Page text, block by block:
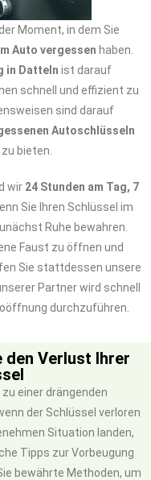
Moment, in dem Sie
Auto vergessen haben.
in Datteln ist darauf
schnell und effizient zu
sind darauf
Autoschlüsseln
bieten.
wir 24 Stunden am Tag, 7
Sie Ihren Schlüssel im
Ruhe bewahren.
Faust zu öffnen und
Sie stattdessen unsere
Partner wird schnell
durchzuführen.
den Verlust Ihrer
einer drängenden
der Schlüssel verloren
Situation landen,
Tipps zur Vorbeugung
bewährte Methoden, um